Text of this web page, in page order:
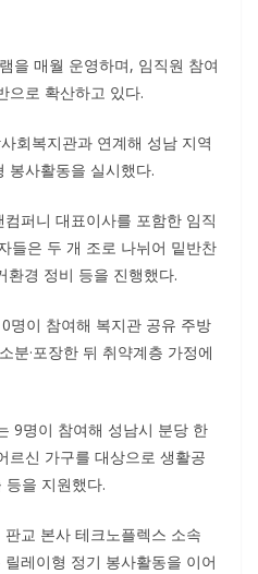
을 매월 운영하며, 임직원 참여
으로 확산하고 있다.
회복지관과 연계해 성남 지역
봉사활동을 실시했다.
퍼니 대표이사를 포함한 임직
들은 두 개 조로 나뉘어 밑반찬
환경 정비 등을 진행했다.
명이 참여해 복지관 공유 주방
분·포장한 뒤 취약계층 가정에
9명이 참여해 성남시 분당 한
르신 가구를 대상으로 생활공
등을 지원했다.
교 본사 테크노플렉스 소속
레이형 정기 봉사활동을 이어